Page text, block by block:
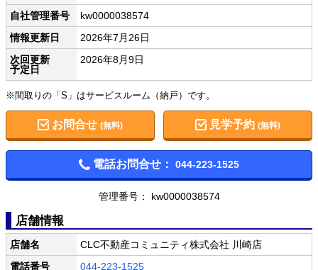
自社管理番号
kw0000038574
情報更新日
2026年7月26日
次回更新
予定日
2026年8月9日
※間取りの「S」はサービスルーム（納戸）です。
お問合せ (無料) 見学予約(無料)
電話お問合せ： 044-223-1525
管理番号： kw0000038574
店舗情報
店舗名
CLC不動産コミュニティ株式会社 川崎店
電話番号
044-223-1525